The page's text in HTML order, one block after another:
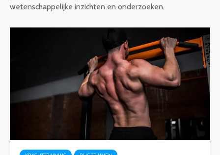
wetenschappelijke inzichten en onderzoeken.